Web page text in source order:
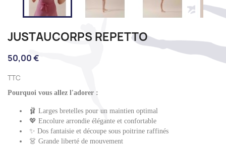
JUSTAUCORPS REPETTO
50,00 €
TTC
Pourquoi vous allez l'adorer :
🩰 Larges bretelles pour un maintien optimal
💖 Encolure arrondie élégante et confortable
✨ Dos fantaisie et découpe sous poitrine raffinés
👗 Grande liberté de mouvement